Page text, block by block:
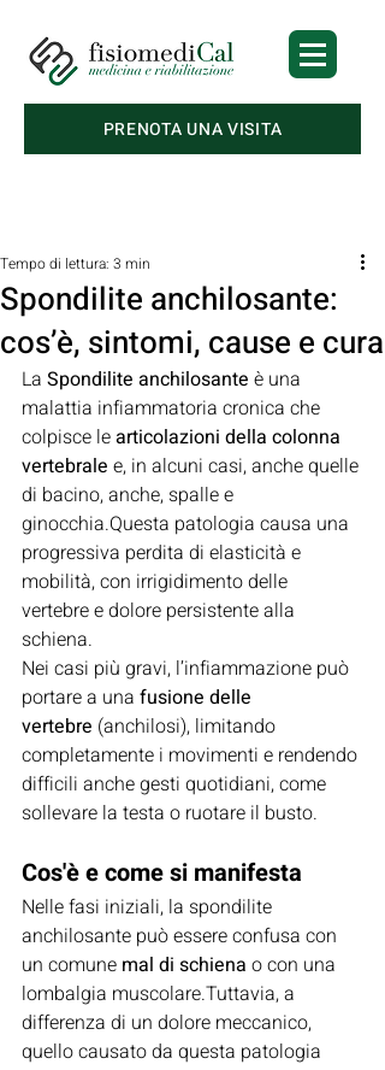
PRENOTA UNA VISITA
Spondilite anchilosante:
cos’è, sintomi, cause e cura
Tempo di lettura: 3 min
La Spondilite anchilosante è una
malattia infiammatoria cronica che
colpisce le articolazioni della colonna
vertebrale e, in alcuni casi, anche quelle
di bacino, anche, spalle e
ginocchia.Questa patologia causa una
progressiva perdita di elasticità e
mobilità, con irrigidimento delle
vertebre e dolore persistente alla
schiena.
Nei casi più gravi, l’infiammazione può
portare a una fusione delle
vertebre (anchilosi), limitando
completamente i movimenti e rendendo
difficili anche gesti quotidiani, come
sollevare la testa o ruotare il busto.
Cos'è e come si manifesta
Nelle fasi iniziali, la spondilite
anchilosante può essere confusa con
un comune mal di schiena o con una
lombalgia muscolare.Tuttavia, a
differenza di un dolore meccanico,
quello causato da questa patologia